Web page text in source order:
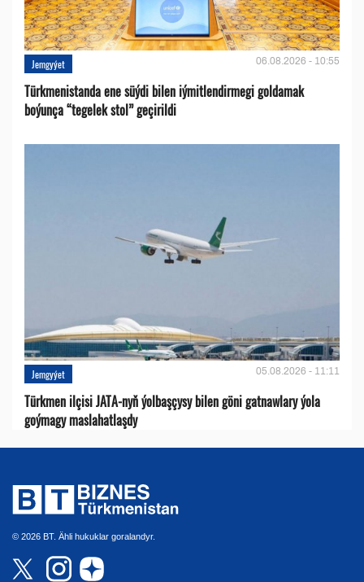
Jemgyýet 06.08.2026 - 10:55
Türkmenistanda ene süýdi bilen iýmitlendirmegi goldamak
boýunça “tegelek stol” geçirildi
Jemgyýet 05.08.2026 - 11:11
Türkmen ilçisi JATA-nyň ýolbaşçysy bilen göni gatnawlary ýola
goýmagy maslahatlaşdy
© 2026 BT. Ähli hukuklar goralandyr.